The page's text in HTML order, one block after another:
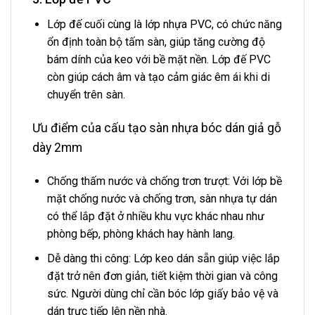
Lớp đế cuối cùng là lớp nhựa PVC, có chức năng
ổn định toàn bộ tấm sàn, giúp tăng cường độ
bám dính của keo với bề mặt nền. Lớp đế PVC
còn giúp cách âm và tạo cảm giác êm ái khi di
chuyển trên sàn.
Ưu điểm của cấu tạo sàn nhựa bóc dán giả gỗ
dày 2mm
Chống thấm nước và chống trơn trượt: Với lớp bề
mặt chống nước và chống trơn, sàn nhựa tự dán
có thể lắp đặt ở nhiều khu vực khác nhau như
phòng bếp, phòng khách hay hành lang.
Dễ dàng thi công: Lớp keo dán sẵn giúp việc lắp
đặt trở nên đơn giản, tiết kiệm thời gian và công
sức. Người dùng chỉ cần bóc lớp giấy bảo vệ và
dán trực tiếp lên nền nhà.